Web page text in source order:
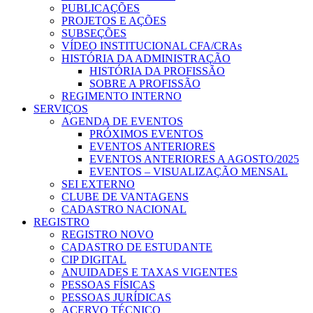
PUBLICAÇÕES
PROJETOS E AÇÕES
SUBSEÇÕES
VÍDEO INSTITUCIONAL CFA/CRAs
HISTÓRIA DA ADMINISTRAÇÃO
HISTÓRIA DA PROFISSÃO
SOBRE A PROFISSÃO
REGIMENTO INTERNO
SERVIÇOS
AGENDA DE EVENTOS
PRÓXIMOS EVENTOS
EVENTOS ANTERIORES
EVENTOS ANTERIORES A AGOSTO/2025
EVENTOS – VISUALIZAÇÃO MENSAL
SEI EXTERNO
CLUBE DE VANTAGENS
CADASTRO NACIONAL
REGISTRO
REGISTRO NOVO
CADASTRO DE ESTUDANTE
CIP DIGITAL
ANUIDADES E TAXAS VIGENTES
PESSOAS FÍSICAS
PESSOAS JURÍDICAS
ACERVO TÉCNICO